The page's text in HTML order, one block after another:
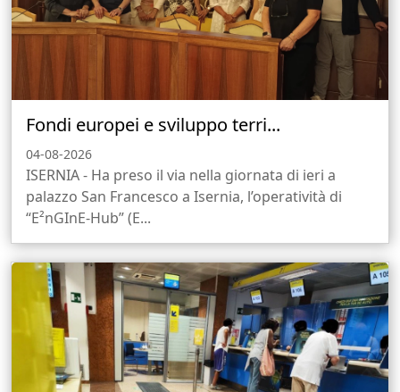
Fondi europei e sviluppo terri...
04-08-2026
ISERNIA - Ha preso il via nella giornata di ieri a
palazzo San Francesco a Isernia, l’operatività di
“E²nGInE-Hub” (E...